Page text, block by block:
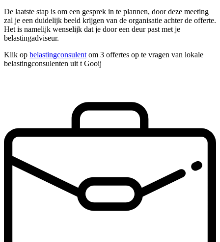
De laatste stap is om een gesprek in te plannen, door deze meeting
zal je een duidelijk beeld krijgen van de organisatie achter de offerte.
Het is namelijk wenselijk dat je door een deur past met je
belastingadviseur.
Klik op belastingconsulent om 3 offertes op te vragen van lokale
belastingconsulenten uit t Gooij